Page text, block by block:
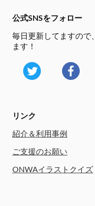
公式SNSをフォロー
毎日更新してますので、
ます！
リンク
紹介＆利用事例
ご支援のお願い
ONWAイラストクイズ